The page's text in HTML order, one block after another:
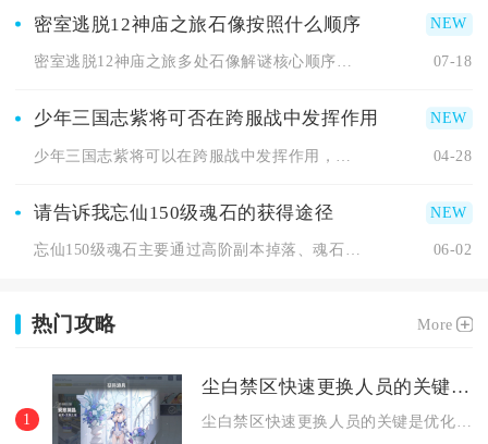
密室逃脱12神庙之旅石像按照什么顺序
07-18
少年三国志紫将可否在跨服战中发挥作用
04-28
请告诉我忘仙150级魂石的获得途径
忘仙150级魂石主要通过高阶副本掉落、魂石合成升级、日常与限... 06-02
热门攻略 More
1
尘白禁区快速更换人员的关键是什么